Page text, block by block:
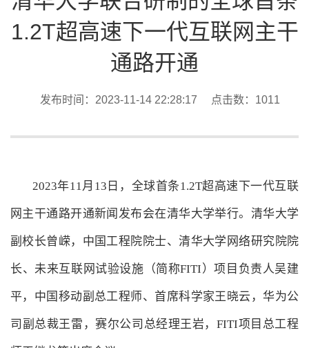
1.2T超高速下一代互联网主干
通路开通
发布时间：2023-11-14 22:28:17 点击数： 1011
2023年11月13日，全球首条1.2T超高速下一代互联
网主干通路开通新闻发布会在清华大学举行。清华大学
副校长曾嵘，中国工程院院士、清华大学网络研究院院
长、未来互联网试验设施（简称FITI）项目负责人吴建
平，中国移动副总工程师、首席科学家王晓云，华为公
司副总裁王雷，赛尔公司总经理王岩，FITI项目总工程